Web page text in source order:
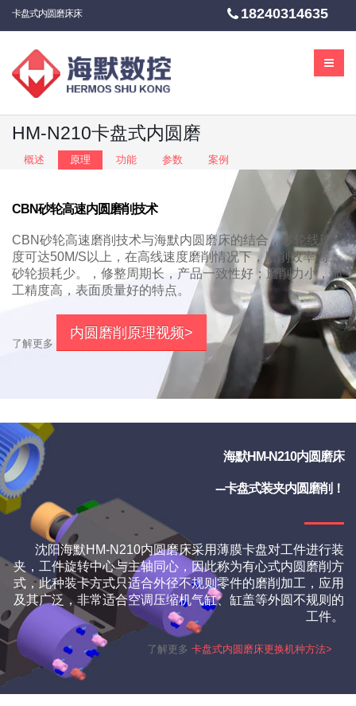
18240314635
卡盘式内圆磨床床
HM-N210卡盘式内圆磨
概述 原理 功能 参数 案例
CBN砂轮高速内圆磨削技术
CBN砂轮高速磨削技术与海默内圆磨床的结合，砂轮线速
度可达50M/S以上，在高线速度磨削情况下，磨削效率高、
砂轮损耗少。，修整周期长，产品一致性好；磨削力小，加
工精度高，表面质量好的特点。
了解更多
内圆磨削原理视频>
海默HM-N210内圆磨床
---卡盘式装夹内圆磨削！
沈阳海默HM-N210内圆磨床采用薄膜卡盘对工件进行装
夹，工件旋转中心与主轴同心，因此称为有心式内圆磨削方
式，此种装卡方式只适合外径不规则零件的磨削加工，应用
及其广泛，非常适合空调压缩机气缸、缸盖等外圆不规则的
工件。
了解更多 卡盘式内圆磨床更换机种方法>